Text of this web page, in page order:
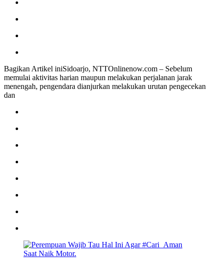
Bagikan Artikel iniSidoarjo, NTTOnlinenow.com – Sebelum
memulai aktivitas harian maupun melakukan perjalanan jarak
menengah, pengendara dianjurkan melakukan urutan pengecekan
dan